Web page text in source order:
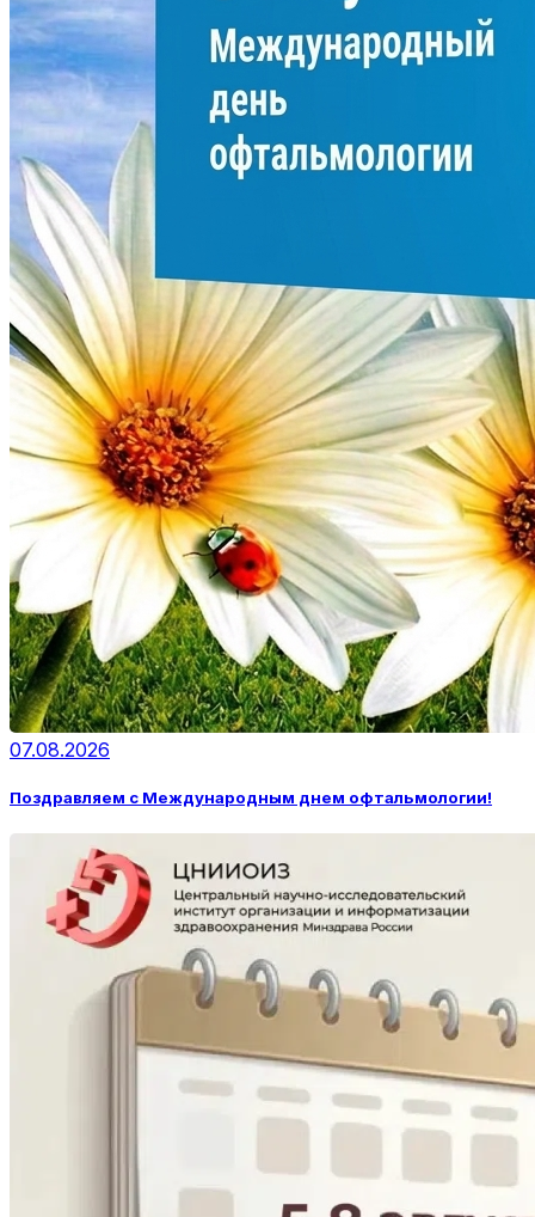
07.08.2026
Поздравляем с Международным днем офтальмологии!